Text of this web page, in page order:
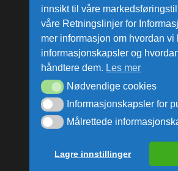
Alle varer sendes fra
Norge
ata Group AS © Alle
innsikt til våre
våre Retningslinjer for
mer informasjon om hvordan vi
informasjonskapsler og
håndtere dem. Les mer
Nødvendige cookies
Informasjonskapsler for
Målrettede
Lagre innstillinger